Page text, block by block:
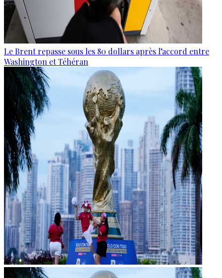
Le Brent repasse sous les 80 dollars après l’accord entre
Washington et Téhéran